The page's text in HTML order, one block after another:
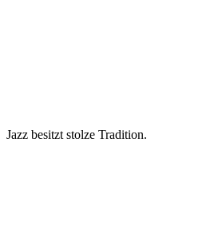
Jazz besitzt stolze Tradition.